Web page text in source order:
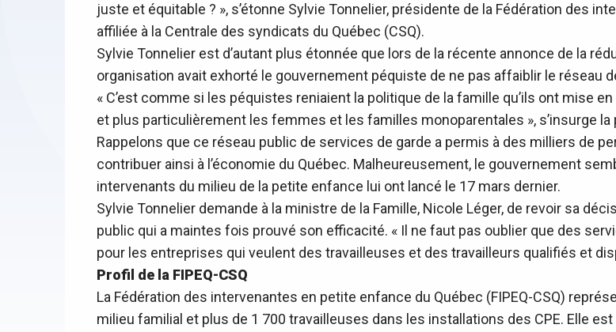
juste et équitable ? », s’étonne Sylvie Tonnelier, présidente de la Fédération des
affiliée à la Centrale des syndicats du Québec (CSQ).
Sylvie Tonnelier est d’autant plus étonnée que lors de la récente annonce de la
organisation avait exhorté le gouvernement péquiste de ne pas affaiblir le réseau
« C’est comme si les péquistes reniaient la politique de la famille qu’ils ont mise
et plus particulièrement les femmes et les familles monoparentales », s’insurge la
Rappelons que ce réseau public de services de garde a permis à des milliers de
contribuer ainsi à l’économie du Québec. Malheureusement, le gouvernement
intervenants du milieu de la petite enfance lui ont lancé le 17 mars dernier.
Sylvie Tonnelier demande à la ministre de la Famille, Nicole Léger, de revoir sa
public qui a maintes fois prouvé son efficacité. « Il ne faut pas oublier que des
pour les entreprises qui veulent des travailleuses et des travailleurs qualifiés et
Profil de la FIPEQ-CSQ
La Fédération des intervenantes en petite enfance du Québec (FIPEQ-CSQ)
milieu familial et plus de 1 700 travailleuses dans les installations des CPE. Elle